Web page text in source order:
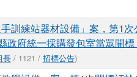
訓練站器材設備」案，第1
府統一採購發包室當眾開
長/ 1121 / 招標公告)